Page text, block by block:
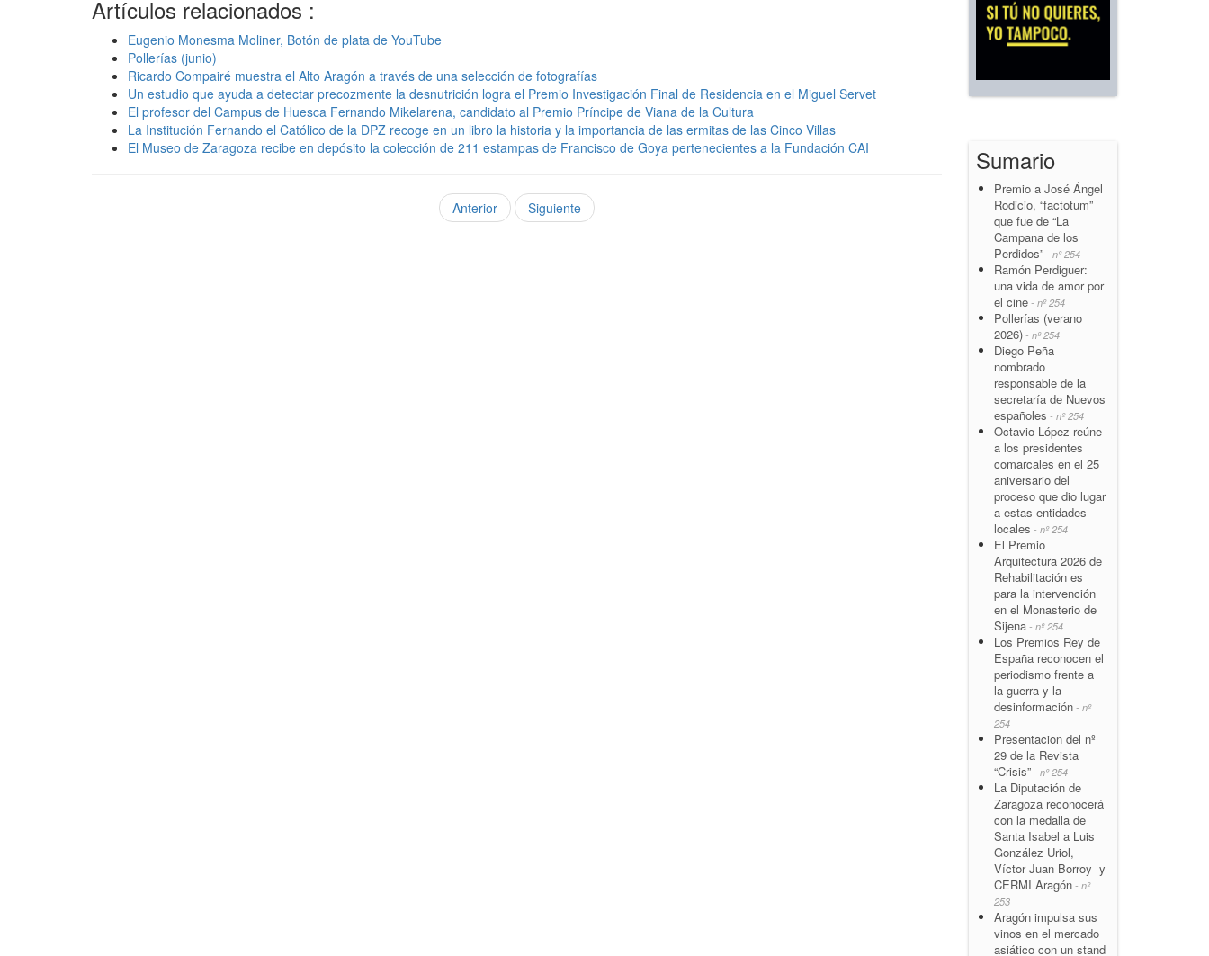
Artículos relacionados :
Eugenio Monesma Moliner, Botón de plata de YouTube
Pollerías (junio)
Ricardo Compairé muestra el Alto Aragón a través de una selección de fotografías
Un estudio que ayuda a detectar precozmente la desnutrición logra el Premio Investigación Final de Residencia en el Miguel Servet
El profesor del Campus de Huesca Fernando Mikelarena, candidato al Premio Príncipe de Viana de la Cultura
La Institución Fernando el Católico de la DPZ recoge en un libro la historia y la importancia de las ermitas de las Cinco Villas
El Museo de Zaragoza recibe en depósito la colección de 211 estampas de Francisco de Goya pertenecientes a la Fundación CAI
Anterior Siguiente
Sumario
Premio a José Ángel
Rodicio, “factotum”
que fue de “La
Campana de los
Perdidos” - nº 254
Ramón Perdiguer:
una vida de amor por
el cine - nº 254
Pollerías (verano
2026) - nº 254
Diego Peña
nombrado
responsable de la
secretaría de Nuevos
españoles - nº 254
Octavio López reúne
a los presidentes
comarcales en el 25
aniversario del
proceso que dio lugar
a estas entidades
locales - nº 254
El Premio
Arquitectura 2026 de
Rehabilitación es
para la intervención
en el Monasterio de
Sijena - nº 254
Los Premios Rey de
España reconocen el
periodismo frente a
la guerra y la
desinformación - nº
254
Presentacion del nº
29 de la Revista
“Crisis” - nº 254
La Diputación de
Zaragoza reconocerá
con la medalla de
Santa Isabel a Luis
González Uriol,
Víctor Juan Borroy y
CERMI Aragón - nº
253
Aragón impulsa sus
vinos en el mercado
asiático con un stand